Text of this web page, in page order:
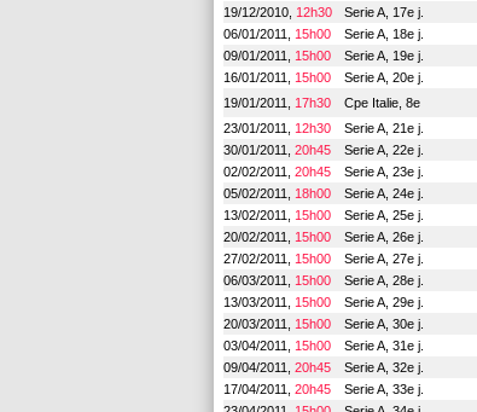
19/12/2010, 12h30 Serie A, 17e j.
06/01/2011, 15h00 Serie A, 18e j.
09/01/2011, 15h00 Serie A, 19e j.
16/01/2011, 15h00 Serie A, 20e j.
19/01/2011, 17h30 Cpe Italie, 8e
23/01/2011, 12h30 Serie A, 21e j.
30/01/2011, 20h45 Serie A, 22e j.
02/02/2011, 20h45 Serie A, 23e j.
05/02/2011, 18h00 Serie A, 24e j.
13/02/2011, 15h00 Serie A, 25e j.
20/02/2011, 15h00 Serie A, 26e j.
27/02/2011, 15h00 Serie A, 27e j.
06/03/2011, 15h00 Serie A, 28e j.
13/03/2011, 15h00 Serie A, 29e j.
20/03/2011, 15h00 Serie A, 30e j.
03/04/2011, 15h00 Serie A, 31e j.
09/04/2011, 20h45 Serie A, 32e j.
17/04/2011, 20h45 Serie A, 33e j.